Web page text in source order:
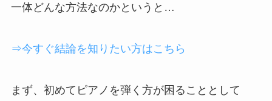
一体どんな方法なのかというと…
⇒今すぐ結論を知りたい方はこちら
まず、初めてピアノを弾く方が困ることとして